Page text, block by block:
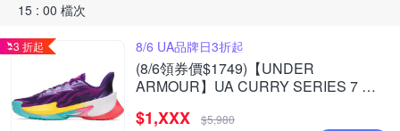
15 : 00 檔次
3 折起 8/6 UA品牌日3折起
(8/6領券價$1749)【UNDER
ARMOUR】UA CURRY SERIES 7 籃
$1,XXX $5,980